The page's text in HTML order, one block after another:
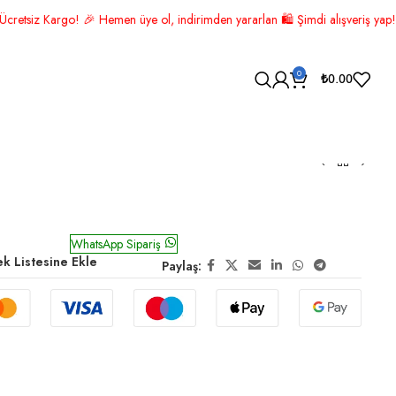
indirimden yararlan 🛍️ Şimdi alışveriş yap! 🚚 ÜCRETSİZ KARGO! 📦
0 ₺0.00
WhatsApp Sipariş
Listesine Ekle
Paylaş: